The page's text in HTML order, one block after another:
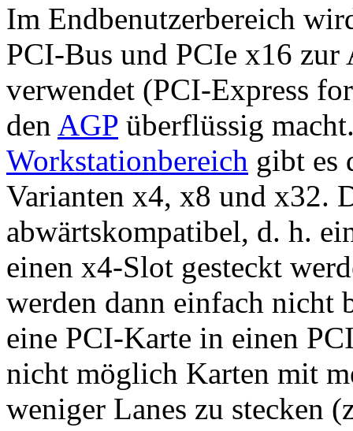
Im Endbenutzerbereich
PCI-Bus und PCIe x16
verwendet (PCI-Express
den AGP überflüssig
Workstationbereich gibt es
Varianten x4, x8 und x32.
abwärtskompatibel, d. h.
einen x4-Slot gesteckt
werden dann einfach nicht
eine PCI-Karte in einen
nicht möglich Karten mit
weniger Lanes zu stecken